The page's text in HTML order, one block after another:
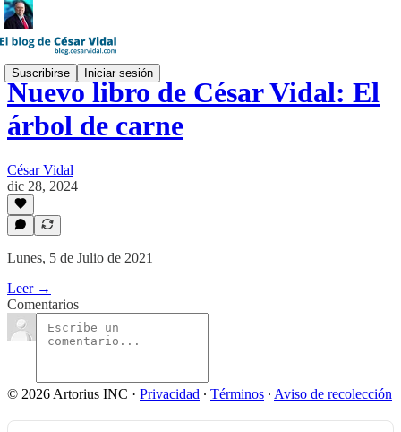
Suscribirse Iniciar sesión
Nuevo libro de César Vidal: El
árbol de carne
César Vidal
dic 28, 2024
Lunes, 5 de Julio de 2021
Leer →
Comentarios
© 2026 Artorius INC · Privacidad ∙ Términos ∙ Aviso de recolección